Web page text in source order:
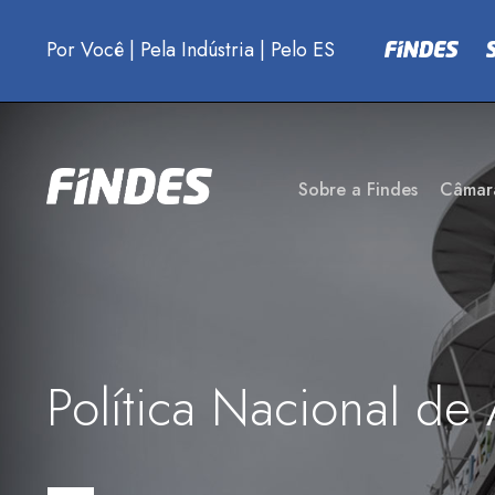
Por Você | Pela Indústria | Pelo ES
Sobre a Findes
Política Nacional de